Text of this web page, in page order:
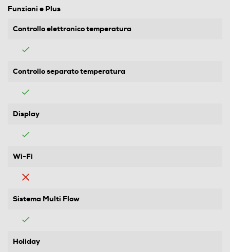
Funzioni e Plus
Controllo elettronico temperatura
Controllo separato temperatura
Display
Wi-Fi
Sistema Multi Flow
Holiday